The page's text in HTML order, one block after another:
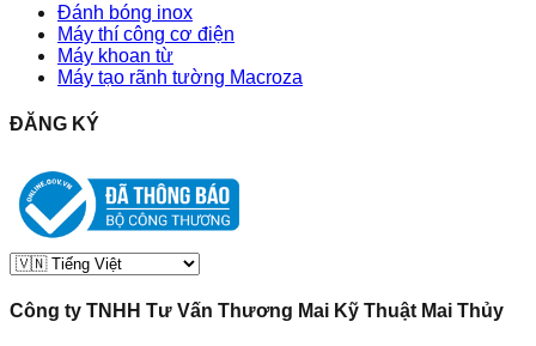
Đánh bóng inox
Máy thí công cơ điện
Máy khoan từ
Máy tạo rãnh tường Macroza
ĐĂNG KÝ
Công ty TNHH Tư Vấn Thương Mai Kỹ Thuật Mai Thủy